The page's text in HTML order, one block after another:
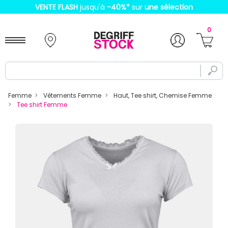
VENTE FLASH jusqu'à -40%* sur une sélection
0
Femme Vêtements Femme
Haut, Tee shirt, Chemise Femme
Tee shirt Femme